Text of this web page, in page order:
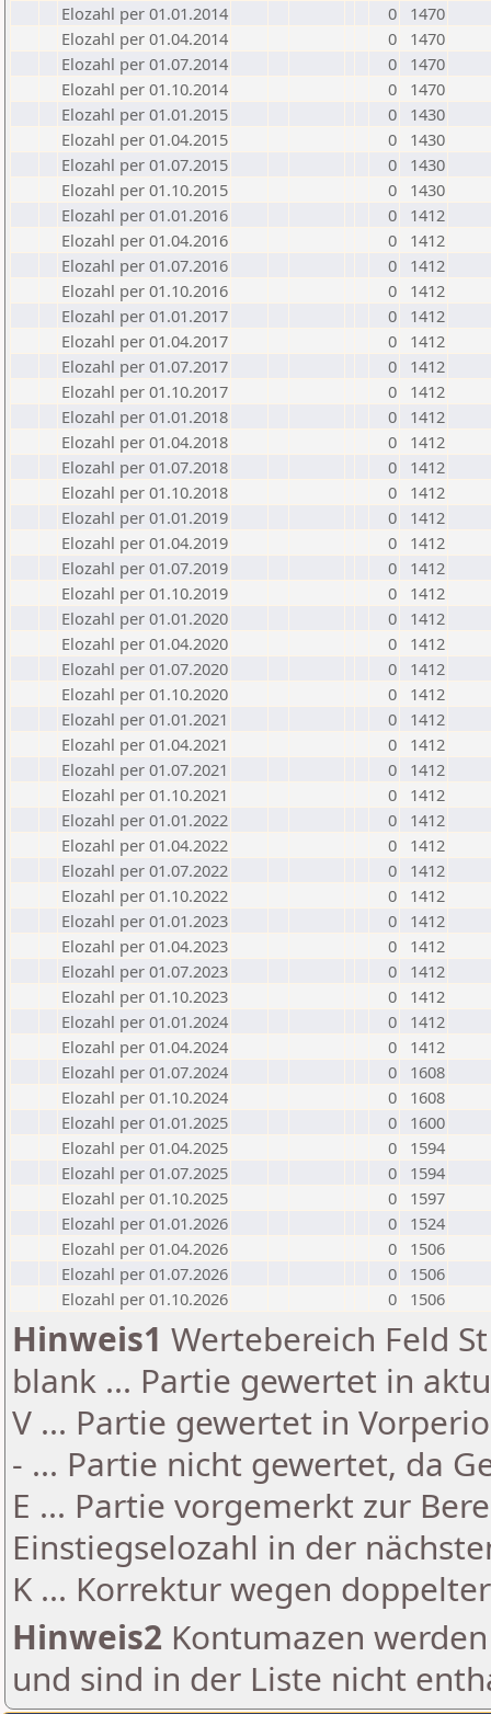
Elozahl per 01.01.2014
0
1470
Elozahl per 01.04.2014
0
1470
Elozahl per 01.07.2014
0
1470
Elozahl per 01.10.2014
0
1470
Elozahl per 01.01.2015
0
1430
Elozahl per 01.04.2015
0
1430
Elozahl per 01.07.2015
0
1430
Elozahl per 01.10.2015
0
1430
Elozahl per 01.01.2016
0
1412
Elozahl per 01.04.2016
0
1412
Elozahl per 01.07.2016
0
1412
Elozahl per 01.10.2016
0
1412
Elozahl per 01.01.2017
0
1412
Elozahl per 01.04.2017
0
1412
Elozahl per 01.07.2017
0
1412
Elozahl per 01.10.2017
0
1412
Elozahl per 01.01.2018
0
1412
Elozahl per 01.04.2018
0
1412
Elozahl per 01.07.2018
0
1412
Elozahl per 01.10.2018
0
1412
Elozahl per 01.01.2019
0
1412
Elozahl per 01.04.2019
0
1412
Elozahl per 01.07.2019
0
1412
Elozahl per 01.10.2019
0
1412
Elozahl per 01.01.2020
0
1412
Elozahl per 01.04.2020
0
1412
Elozahl per 01.07.2020
0
1412
Elozahl per 01.10.2020
0
1412
Elozahl per 01.01.2021
0
1412
Elozahl per 01.04.2021
0
1412
Elozahl per 01.07.2021
0
1412
Elozahl per 01.10.2021
0
1412
Elozahl per 01.01.2022
0
1412
Elozahl per 01.04.2022
0
1412
Elozahl per 01.07.2022
0
1412
Elozahl per 01.10.2022
0
1412
Elozahl per 01.01.2023
0
1412
Elozahl per 01.04.2023
0
1412
Elozahl per 01.07.2023
0
1412
Elozahl per 01.10.2023
0
1412
Elozahl per 01.01.2024
0
1412
Elozahl per 01.04.2024
0
1412
Elozahl per 01.07.2024
0
1608
Elozahl per 01.10.2024
0
1608
Elozahl per 01.01.2025
0
1600
Elozahl per 01.04.2025
0
1594
Elozahl per 01.07.2025
0
1594
Elozahl per 01.10.2025
0
1597
Elozahl per 01.01.2026
0
1524
Elozahl per 01.04.2026
0
1506
Elozahl per 01.07.2026
0
1506
Elozahl per 01.10.2026
0 1506
Hinweis1 Wertebereich Feld
blank ... Partie gewertet in
V ... Partie gewertet in
- ... Partie nicht gewertet, da
E ... Partie vorgemerkt zur
Einstiegselozahl in der
K ... Korrektur wegen
Hinweis2 Kontumazen
und sind in der Liste nicht